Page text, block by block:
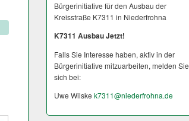
Bürgerinitiative für den Ausbau der
Kreisstraße K7311 in Niederfrohna
K7311 Ausbau Jetzt!
Falls Sie Interesse haben, aktiv in der
Bürgerinitiative mitzuarbeiten, melden Sie
sich bei:
Uwe Wilske k7311@niederfrohna.de